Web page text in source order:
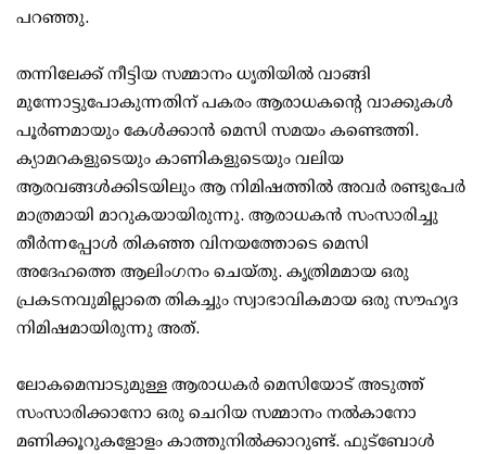
പറഞ്ഞു.
തന്നിലേക്ക് നീട്ടിയ സമ്മാനം ധൃതിയിൽ വാങ്ങി
മുന്നോട്ടുപോകുന്നതിന് പകരം ആരാധകന്റെ വാക്കുകൾ
പൂർണമായും കേൾക്കാൻ മെസി സമയം കണ്ടെത്തി.
ക്യാമറകളുടെയും കാണികളുടെയും വലിയ
ആരവങ്ങൾക്കിടയിലും ആ നിമിഷത്തിൽ അവർ രണ്ടുപേർ
മാത്രമായി മാറുകയായിരുന്നു. ആരാധകൻ സംസാരിച്ചു
തീർന്നപ്പോൾ തികഞ്ഞ വിനയത്തോടെ മെസി
അദേഹത്തെ ആലിംഗനം ചെയ്തു. കൃത്രിമമായ ഒരു
പ്രകടനവുമില്ലാതെ തികച്ചും സ്വാഭാവികമായ ഒരു സൗഹൃദ
നിമിഷമായിരുന്നു അത്.
ലോകമെമ്പാടുമുള്ള ആരാധകർ മെസിയോട് അടുത്ത്
സംസാരിക്കാനോ ഒരു ചെറിയ സമ്മാനം നൽകാനോ
മണിക്കൂറുകളോളം കാത്തുനിൽക്കാറുണ്ട്. ഫുട്ബോൾ